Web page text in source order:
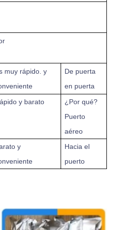
muy rápido. y
De puerta
en puerta
y barato
¿Por qué?
Puerto
aéreo
y
Hacia el
puerto